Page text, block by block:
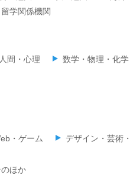
留学関係機関
間・心理 数学・物理・化学
・ゲーム デザイン・芸術
ほか